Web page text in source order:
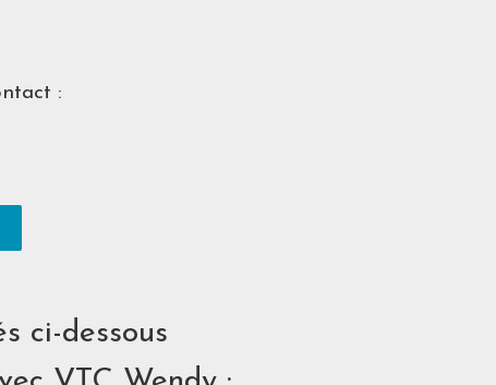
:
ci-dessous